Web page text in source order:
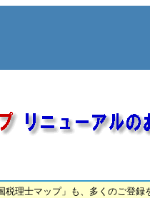
理士マップ」も、多くのご登録